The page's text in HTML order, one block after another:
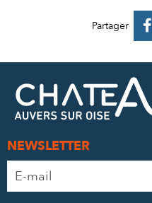
Partager 
NEWSLETTER
Adresse
e-